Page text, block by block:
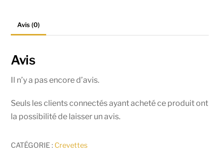
aigre-
Avis (0)
Avis
Il n’y a pas encore d’avis.
Seuls les clients connectés ayant acheté ce produit ont
la possibilité de laisser un avis.
CATÉGORIE : Crevettes